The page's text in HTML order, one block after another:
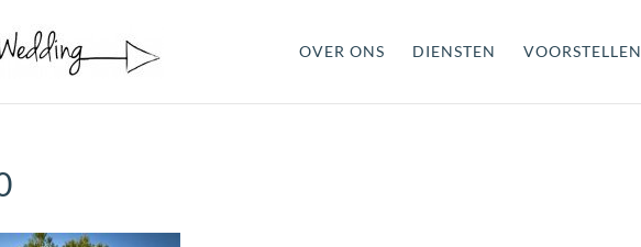
OVER ONS DIENSTEN VOORSTELLEN